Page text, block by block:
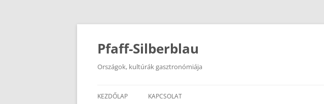
Kilépés
tartalomba
Pfaff-Silberblau
Országok, kultúrák gasztronómiája
KEZDŐLAP KAPCSOLAT